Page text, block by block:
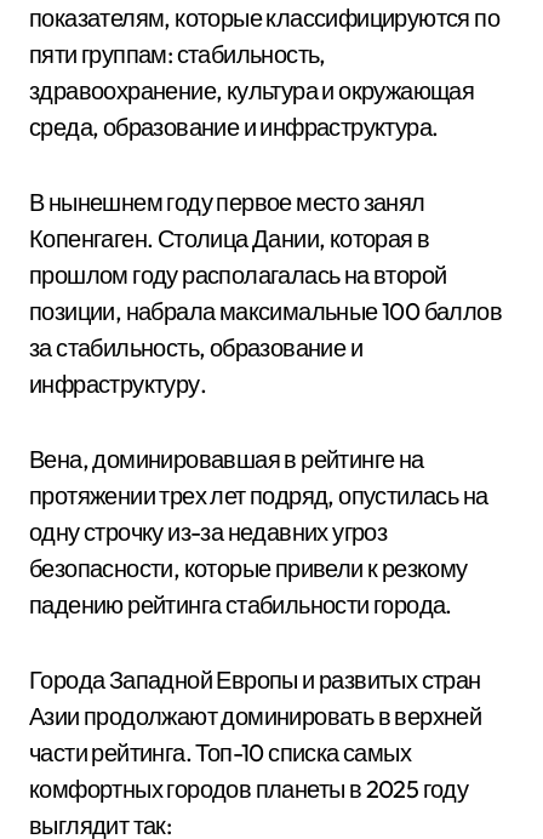
показателям, которые классифицируются по
пяти группам: стабильность,
здравоохранение, культура и окружающая
среда, образование и инфраструктура.
В нынешнем году первое место занял
Копенгаген. Столица Дании, которая в
прошлом году располагалась на второй
позиции, набрала максимальные 100 баллов
за стабильность, образование и
инфраструктуру.
Вена, доминировавшая в рейтинге на
протяжении трех лет подряд, опустилась на
одну строчку из-за недавних угроз
безопасности, которые привели к резкому
падению рейтинга стабильности города.
Города Западной Европы и развитых стран
Азии продолжают доминировать в верхней
части рейтинга. Топ-10 списка самых
комфортных городов планеты в 2025 году
выглядит так: